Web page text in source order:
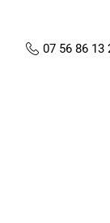
07 56 86 13